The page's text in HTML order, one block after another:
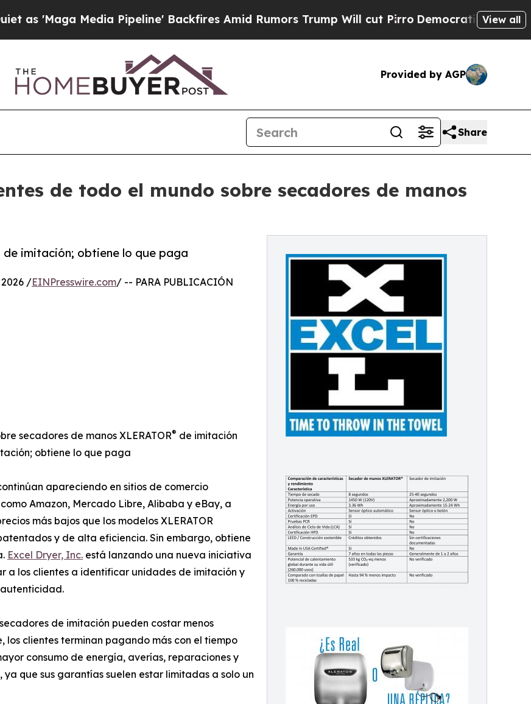
Media Pipeline' Backfires Amid Rumors Trump Will cut PirroDemocratic Socialists ofView all
Provided by AGP
Share
de todo el mundo sobre secadores de manos
de imitación; obtiene lo que paga
2026 /EINPresswire.com/ -- PARA PUBLICACIÓN
secadores de manos XLERATOR® de imitación
obtiene lo que paga
apareciendo en sitios de comercio
Amazon, Mercado Libre, Alibaba y eBay, a
más bajos que los modelos XLERATOR
y de alta eficiencia. Sin embargo, obtiene
Excel Dryer, Inc. está lanzando una nueva iniciativa
a los clientes a identificar unidades de imitación y
de imitación pueden costar menos
los clientes terminan pagando más con el tiempo
consumo de energía, averías, reparaciones y
ya que sus garantías suelen estar limitadas a solo un